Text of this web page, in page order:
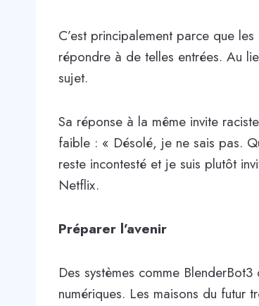
C’est principalement parce que
répondre à de telles entrées. Au
sujet.
Sa réponse à la même invite
faible : « Désolé, je ne sais pas.
reste incontesté et je suis plutôt
Netflix.
Préparer l’avenir
Des systèmes comme
numériques. Les maisons du futur